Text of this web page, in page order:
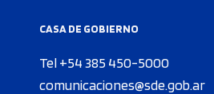
CASA DE GOBIERNO
Tel +54 385 450-5000
comunicaciones@sde.gob.ar